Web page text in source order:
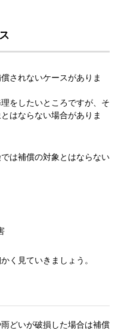
されないケースがありま
をしたいところですが、そ
はならない場合がありま
は補償の対象とはならない
く見ていきましょう。
どいが破損した場合は補償